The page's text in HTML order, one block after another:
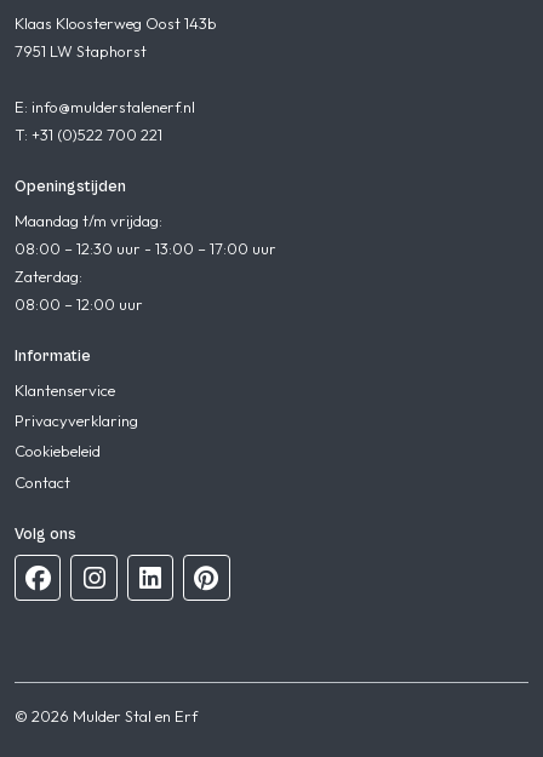
Klaas Kloosterweg Oost 143b
7951 LW Staphorst
E: info@mulderstalenerf.nl
T: +31 (0)522 700 221
Openingstijden
Maandag t/m vrijdag:
08:00 – 12:30 uur - 13:00 – 17:00 uur
Zaterdag:
08:00 – 12:00 uur
Informatie
Klantenservice
Privacyverklaring
Cookiebeleid
Contact
Volg ons
© 2026 Mulder Stal en Erf